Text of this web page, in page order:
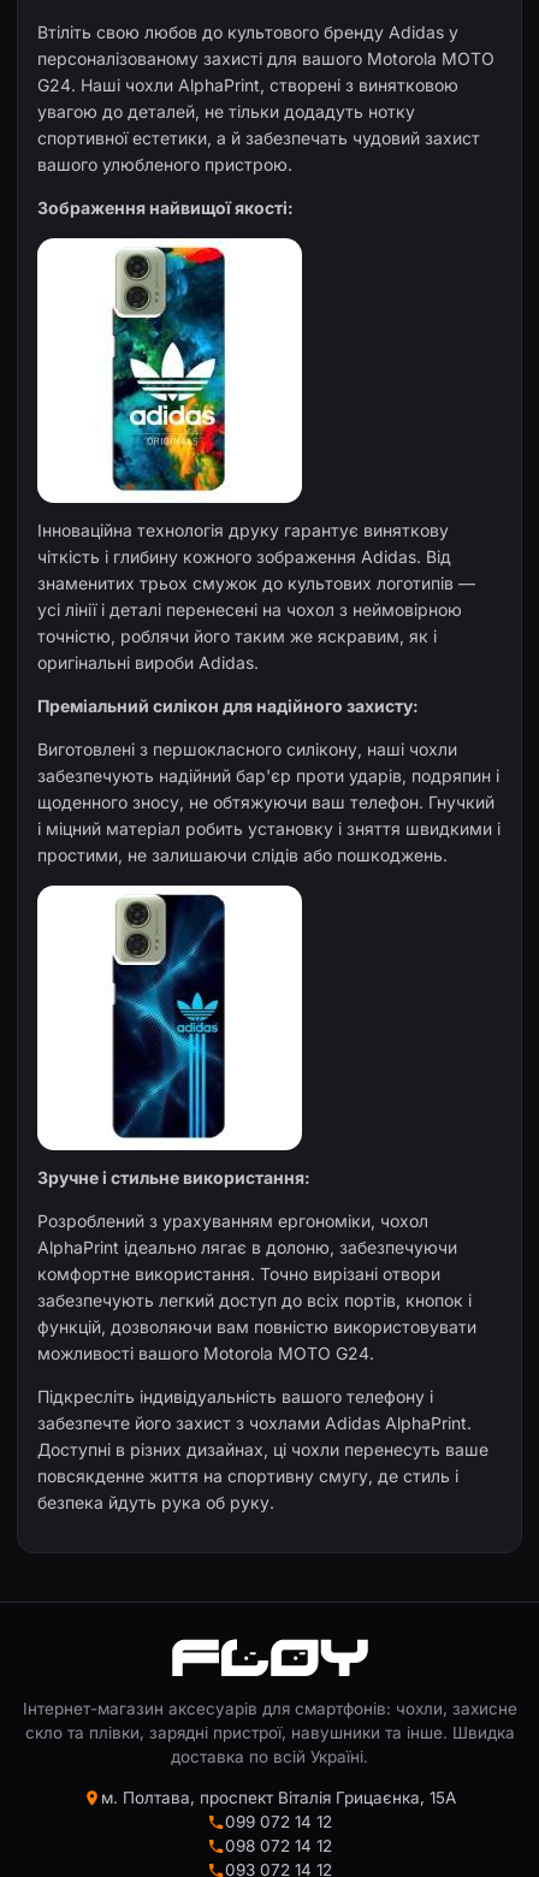
Втіліть свою любов до культового бренду Adidas у
персоналізованому захисті для вашого Motorola MOTO
G24. Наші чохли AlphaPrint, створені з винятковою
увагою до деталей, не тільки додадуть нотку
спортивної естетики, а й забезпечать чудовий захист
вашого улюбленого пристрою.
Зображення найвищої якості:
Інноваційна технологія друку гарантує виняткову
чіткість і глибину кожного зображення Adidas. Від
знаменитих трьох смужок до культових логотипів —
усі лінії і деталі перенесені на чохол з неймовірною
точністю, роблячи його таким же яскравим, як і
оригінальні вироби Adidas.
Преміальний силікон для надійного захисту:
Виготовлені з першокласного силікону, наші чохли
забезпечують надійний бар'єр проти ударів, подряпин і
щоденного зносу, не обтяжуючи ваш телефон. Гнучкий
і міцний матеріал робить установку і зняття швидкими і
простими, не залишаючи слідів або пошкоджень.
Зручне і стильне використання:
Розроблений з урахуванням ергономіки, чохол
AlphaPrint ідеально лягає в долоню, забезпечуючи
комфортне використання. Точно вирізані отвори
забезпечують легкий доступ до всіх портів, кнопок і
функцій, дозволяючи вам повністю використовувати
можливості вашого Motorola MOTO G24.
Підкресліть індивідуальність вашого телефону і
забезпечте його захист з чохлами Adidas AlphaPrint.
Доступні в різних дизайнах, ці чохли перенесуть ваше
повсякденне життя на спортивну смугу, де стиль і
безпека йдуть рука об руку.
Інтернет-магазин аксесуарів для смартфонів: чохли, захисне
скло та плівки, зарядні пристрої, навушники та інше. Швидка
доставка по всій Україні.
м. Полтава, проспект Віталія Грицаєнка, 15А
099 072 14 12
098 072 14 12
093 072 14 12